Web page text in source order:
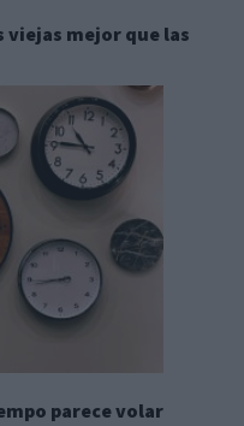
viejas mejor que las
parece volar